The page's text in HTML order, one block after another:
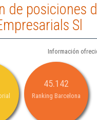
de posiciones
Sl
Información
45.142
Ranking Barcelona